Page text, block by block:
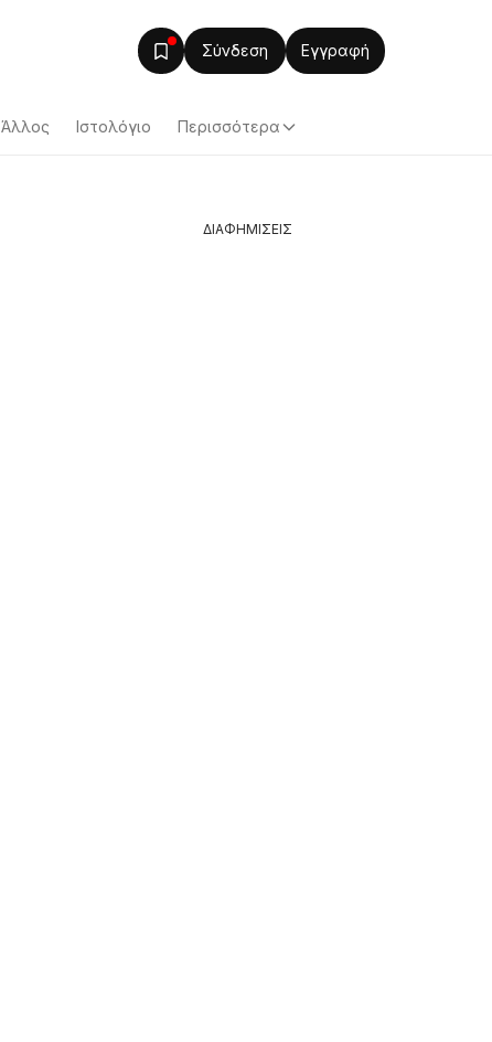
Σύνδεση Εγγραφή
Άλλος Ιστολόγιο Περισσότερα
ΔΙΑΦΗΜΙΣΕΙΣ